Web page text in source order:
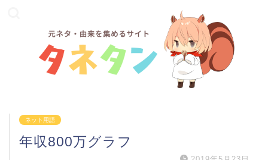
ネット用語
年収800万グラフ